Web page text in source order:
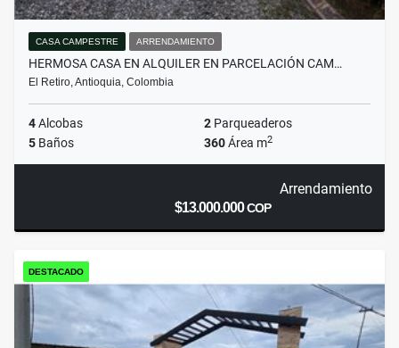
CASA CAMPESTRE ARRENDAMIENTO
HERMOSA CASA EN ALQUILER EN PARCELACIÓN CAM…
El Retiro, Antioquia, Colombia
4Alcobas 2 Parqueaderos
5 Baños 360Área m2
Arrendamiento
$13.000.000COP
DESTACADO